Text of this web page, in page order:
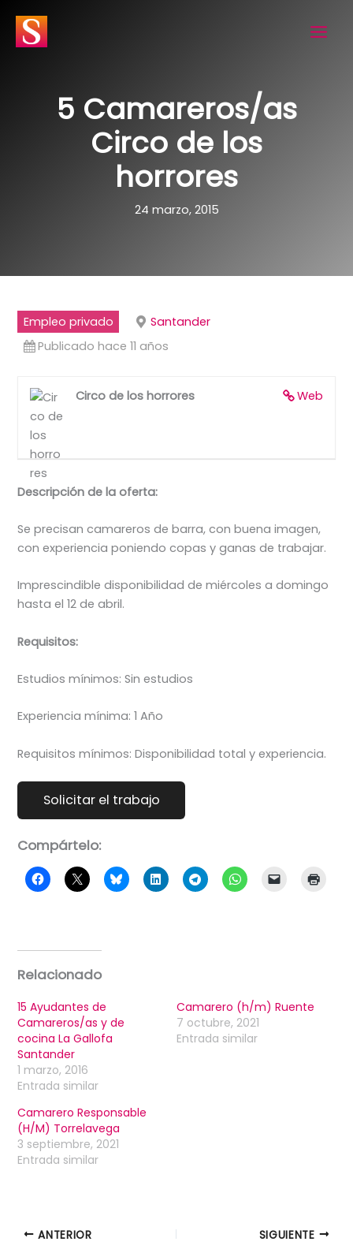
contenido
5 Camareros/as
Circo de los
horrores
24 marzo, 2015
Empleo privado
Santander
Publicado hace 11 años
Web
Circo de los horrores
Descripción de la oferta:
Se precisan camareros de barra, con buena imagen,
con experiencia poniendo copas y ganas de trabajar.
Imprescindible disponibilidad de miércoles a domingo
hasta el 12 de abril.
Requisitos:
Estudios mínimos: Sin estudios
Experiencia mínima: 1 Año
Requisitos mínimos: Disponibilidad total y experiencia.
Compártelo:
Relacionado
15 Ayudantes de
Camareros/as y de
cocina La Gallofa
Santander
1 marzo, 2016
Entrada similar
Camarero (h/m) Ruente
7 octubre, 2021
Entrada similar
Camarero Responsable
(H/M) Torrelavega
3 septiembre, 2021
Entrada similar
ANTERIOR SIGUIENTE